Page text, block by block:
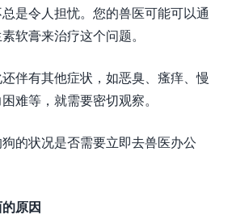
是令人担忧。您的兽医可能可以通
软膏来治疗这个问题。
伴有其他症状，如恶臭、瘙痒、慢
难等，就需要密切观察。
的状况是否需要立即去兽医办公
原因